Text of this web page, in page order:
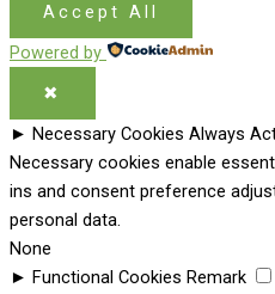
Accept All
Powered by
✖
► Necessary Cookies Always
Necessary cookies enable
ins and consent preference
personal data.
None
► Functional Cookies Remark